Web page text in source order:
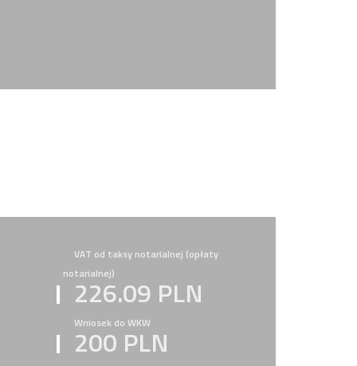
VAT od taksy notarialnej (opłaty
notarialnej)
226.09 PLN
Wniosek do WKW
200 PLN